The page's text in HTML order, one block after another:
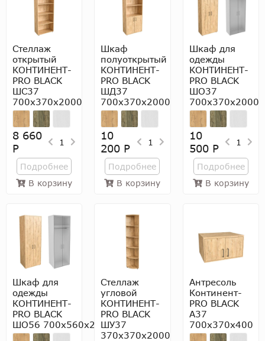
Стеллаж
открытый
КОНТИНЕНТ-
PRO BLACK
ШС37
700х370х2000
8 660
Р
1
Подробнее
В корзину
Шкаф
полуоткрытый
КОНТИНЕНТ-
PRO BLACK
ШД37
700х370х2000
10
200 Р
1
Подробнее
В корзину
Шкаф для
одежды
КОНТИНЕНТ-
PRO BLACK
ШО37
700х370х2000
10
500 Р
1
Подробнее
В корзину
Шкаф для
одежды
КОНТИНЕНТ-
PRO BLACK
ШО56 700х560х2000
Стеллаж
угловой
КОНТИНЕНТ-
PRO BLACK
ШУ37
370х370х2000
Антресоль
Континент-
PRO BLACK
А37
700х370х400